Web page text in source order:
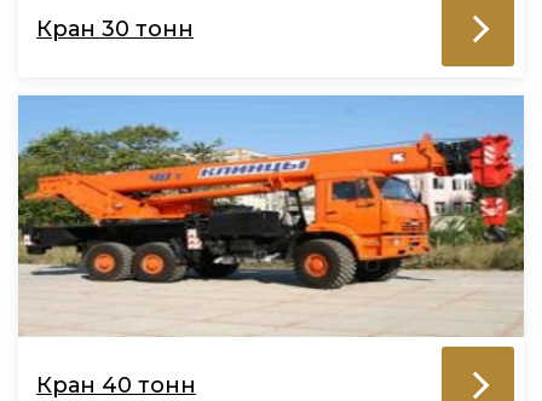
Кран 30 тонн
Кран 40 тонн